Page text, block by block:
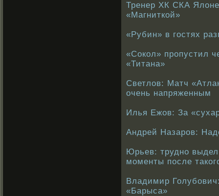
Тренер ХК СКА
«Магниткой»
«Рубин» в гостях
«Сокол» пропустил
«Титана»
Светлов: Матч
очень напряженным
Илья Ежов: За
Андрей Назаров:
Юрьев: трудно
моменты после
Владимир
«Барыса»